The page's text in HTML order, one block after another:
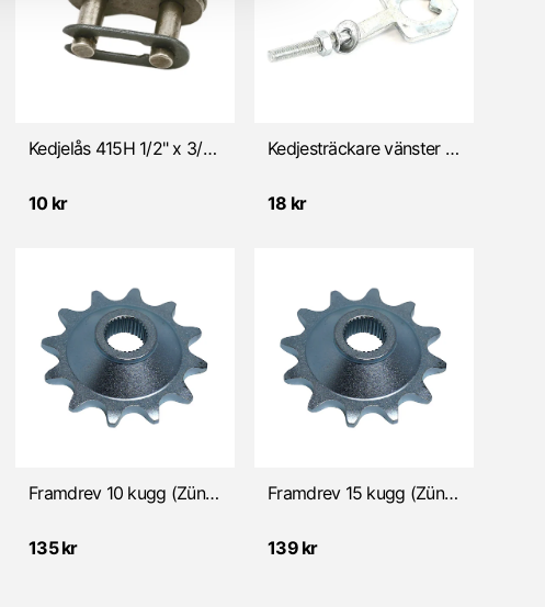
Kedjelås 415H 1/2" x 3/16"
10 kr
Kedjesträckare vänster (Zündapp 1961-76 )
18 kr
Framdrev 10 kugg (Zündapp 2/3 vxl) Kupat/Små splines
135 kr
Framdrev 15 kugg (Zündapp 2/3 vxl) Kupat/Små splines
139 kr